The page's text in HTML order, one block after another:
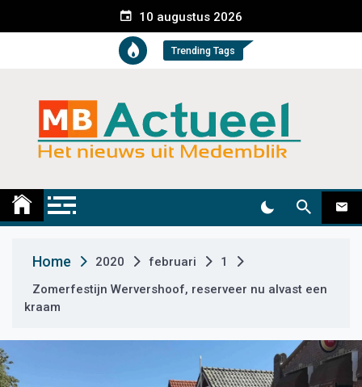
e
t
10 augustus 2026
Trending Tags
Medemblik Actueel
Home 2020 februari
1
Zomerfestijn Wervershoof, reserveer nu alvast een
kraam